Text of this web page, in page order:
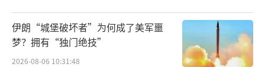
伊朗“城堡破坏者”为何成了美军噩
梦？拥有“独门绝技”
2026-08-06 10:31:48